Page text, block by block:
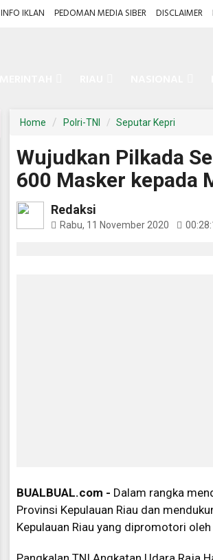
INFO IKLAN PEDOMAN MEDIA SIBER DISCLAIMER
Home Polri-TNI Seputar Kepri
Wujudkan Pilkada
600 Masker kepada
Redaksi
Rabu, 11 November 2020
BUALBUAL.com - Dalam rangka
Provinsi Kepulauan Riau dan
Kepulauan Riau yang dipromotori